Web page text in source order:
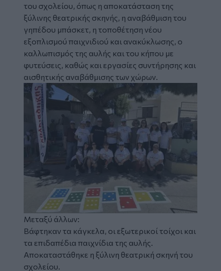
του σχολείου, όπως η αποκατάσταση της
ξύλινης θεατρικής σκηνής, η αναβάθμιση του
γηπέδου μπάσκετ, η τοποθέτηση νέου
εξοπλισμού παιχνιδιού και ανακύκλωσης, ο
καλλωπισμός της αυλής και του κήπου με
φυτεύσεις, καθώς και εργασίες συντήρησης και
αισθητικής αναβάθμισης των χώρων.
Image
Μεταξύ άλλων:
Βάφτηκαν τα κάγκελα, οι εξωτερικοί τοίχοι και
τα επιδαπέδια παιχνίδια της αυλής.
Αποκαταστάθηκε η ξύλινη θεατρική σκηνή του
σχολείου.